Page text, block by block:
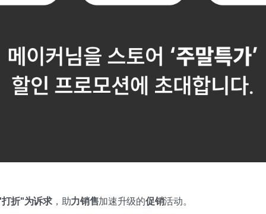
折"为诉求，助力销售加速升级的促销活动。